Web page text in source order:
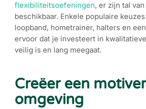
flexibiliteitsoefeningen, er zijn tal
beschikbaar. Enkele populaire
loopband, hometrainer, halters en
ervoor dat je investeert in
veilig is en lang meegaat.
Creëer een
omgeving